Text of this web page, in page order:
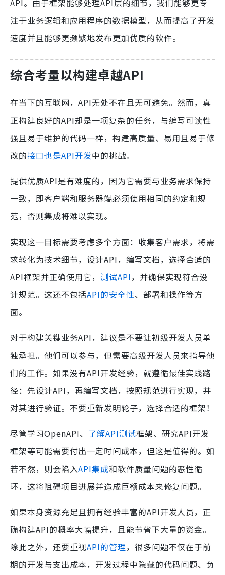
注于业务逻辑和应用程序的数据模型，从而提高了开发
速度并且能够更频繁地发布更加优质的软件。
综合考量以构建卓越API
在当下的互联网，API无处不在且无可避免。然而，真
正构建良好的API却是一项复杂的任务，与编写可读性
强且易于维护的代码一样，构建高质量、易用且易于修
改的接口也是API开发中的挑战。
提供优质API是有难度的，因为它需要与业务需求保持
一致，即客户端和服务器端必须使用相同的约定和规
范，否则集成将难以实现。
实现这一目标需要考虑多个方面：收集客户需求，将需
求转化为技术细节，设计API，编写文档，选择合适的
API框架并正确使用它， 测试API，并确保实现符合设
计规范。这还不包括API的安全性、部署和操作等方
面。
对于构建关键业务API，建议是不要让初级开发人员单
独承担。他们可以参与，但需要高级开发人员来指导他
们的工作。如果没有API开发经验，就遵循最佳实践路
径：先设计API，再编写文档，按照规范进行实现，并
对其进行验证。不要重新发明轮子，选择合适的框架！
尽管学习OpenAPI、 了解API测试框架、研究API开发
框架等可能需要付出一定时间成本，但这是值得的。如
若不然，则会陷入API集成和软件质量问题的恶性循
环，这将阻碍项目进展并造成巨额成本来修复问题。
如果本身资源充足且拥有经验丰富的API开发人员，正
确构建API的概率大幅提升，且能节省下大量的资金。
除此之外，还要重视API的管理，很多问题不仅在于前
期的开发与支出成本，开发过程中隐藏的代码问题、负